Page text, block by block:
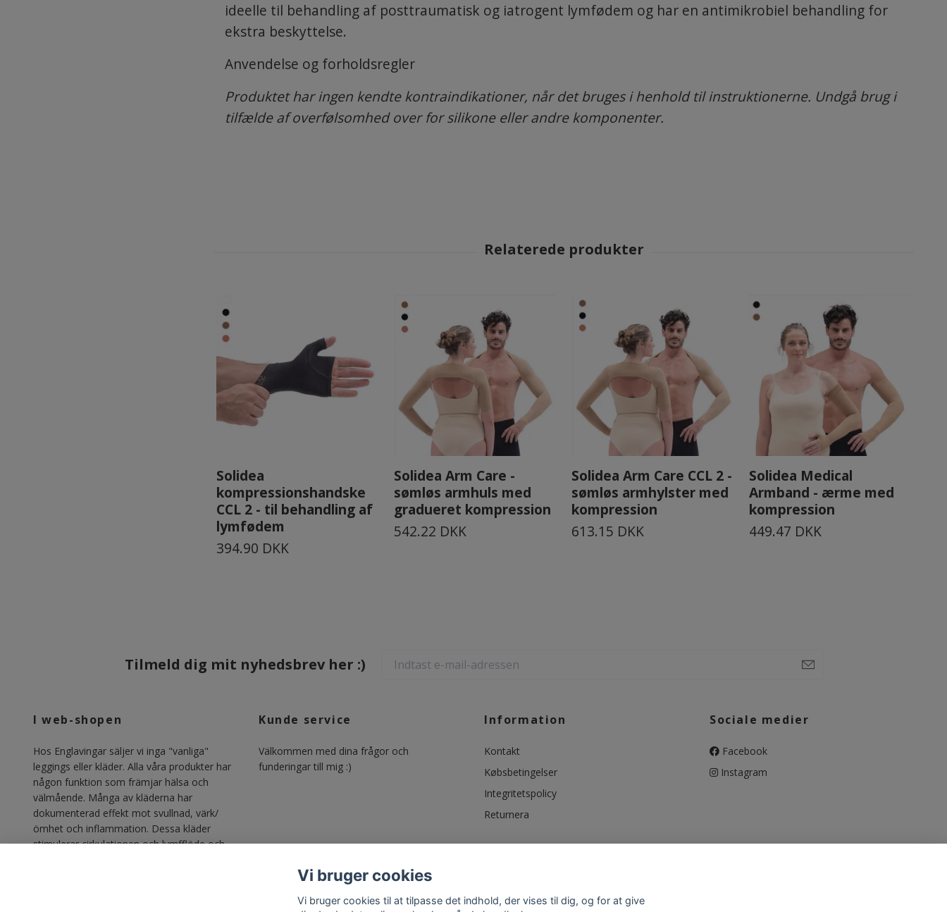
ideelle til behandling af posttraumatisk og iatrogent lymfødem og har en antimikrobiel behandling for
ekstra beskyttelse.
Anvendelse og forholdsregler
Produktet har ingen kendte kontraindikationer, når det bruges i henhold til instruktionerne. Undgå brug i
tilfælde af overfølsomhed over for silikone eller andre komponenter.
Solidea
kompressionshandske
CCL 2 - til behandling af
lymfødem
394.90 DKK
Solidea Arm Care -
sømløs armhuls med
gradueret kompression
542.22 DKK
Solidea Arm Care CCL 2 -
sømløs armhylster med
kompression
613.15 DKK
Solidea Medical
Armband - ærme med
kompression
449.47 DKK
Tilmeld dig mit nyhedsbrev her :)
I web-shopen
Hos Englavingar säljer vi inga "vanliga"
leggings eller kläder. Alla våra produkter har
någon funktion som främjar hälsa och
välmående. Många av kläderna har
dokumenterad effekt mot svullnad, värk/
ömhet och inflammation. Dessa kläder
stimulerar cirkulationen och lymfflöde och
Kunde service
Välkommen med dina frågor och
funderingar till mig :)
Information
Kontakt
Købsbetingelser
Integritetspolicy
Returnera
Sociale medier
Facebook
Instagram
Vi bruger cookies
Vi bruger cookies til at tilpasse det indhold, der vises til dig, og for at give